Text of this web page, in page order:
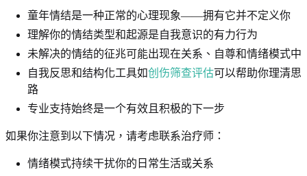
童年情结是一种正常的心理现象——拥有它并不定义你
理解你的情结类型和起源是自我意识的有力行为
未解决的情结的征兆可能出现在关系、自尊和情绪模式中
自我反思和结构化工具如创伤筛查评估可以帮助你理清思
路
专业支持始终是一个有效且积极的下一步
如果你注意到以下情况，请考虑联系治疗师：
情绪模式持续干扰你的日常生活或关系